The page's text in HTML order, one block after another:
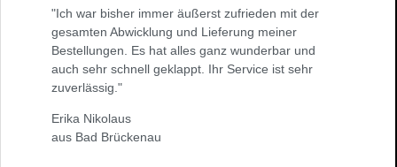
"Ich war bisher immer äußerst zufrieden mit der
gesamten Abwicklung und Lieferung meiner
Bestellungen. Es hat alles ganz wunderbar und
auch sehr schnell geklappt. Ihr Service ist sehr
zuverlässig."
Erika Nikolaus
aus Bad Brückenau